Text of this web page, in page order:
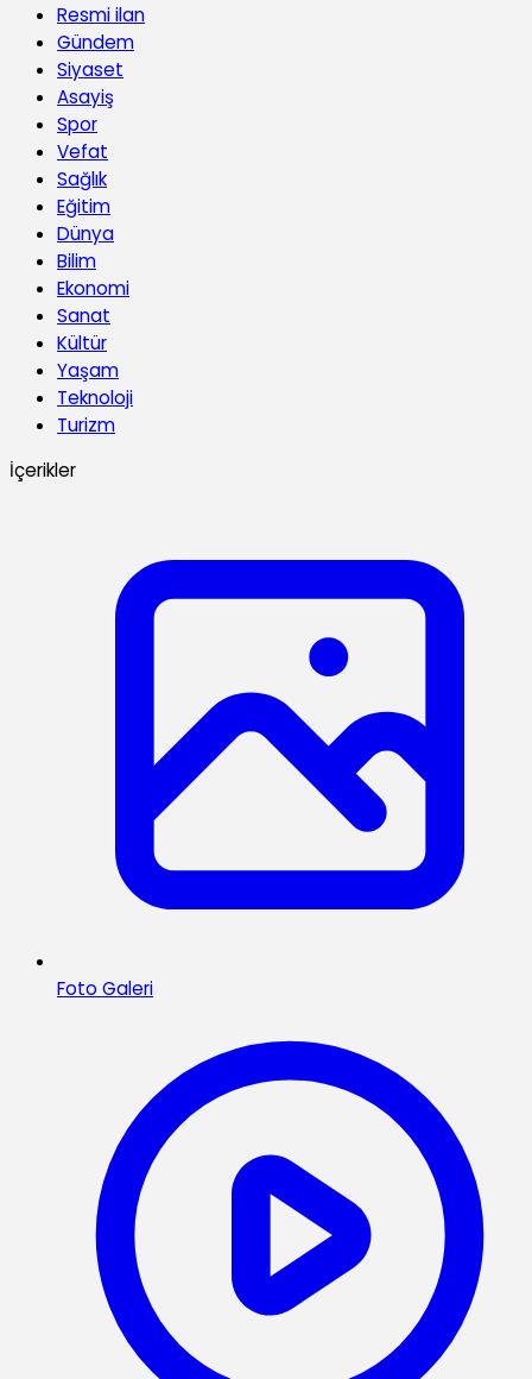
Resmi ilan
Gündem
Siyaset
Asayiş
Spor
Vefat
Sağlık
Eğitim
Dünya
Bilim
Ekonomi
Sanat
Kültür
Yaşam
Teknoloji
Turizm
İçerikler
Foto Galeri